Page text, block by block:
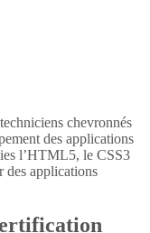
chevronnés
des applications
l’HTML5, le CSS3
des applications